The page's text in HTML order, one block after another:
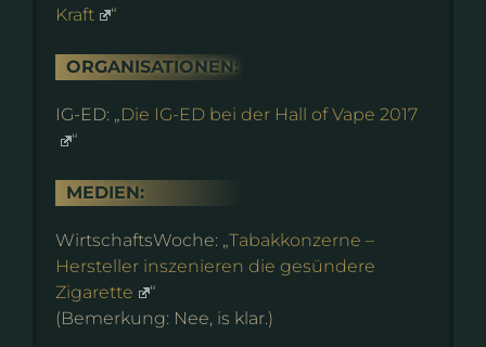
Kraft
“
ORGANISATIONEN:
IG-ED: „ Die IG-ED bei der Hall of Vape 2017
“
MEDIEN:
WirtschaftsWoche: „ Tabakkonzerne –
Hersteller inszenieren die gesündere
Zigarette
“
(Bemerkung: Nee, is klar.)